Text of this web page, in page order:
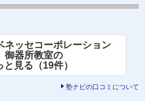
ネッセコーポレーション
御器所教室の
と見る（19件）
塾ナビの口コミについて